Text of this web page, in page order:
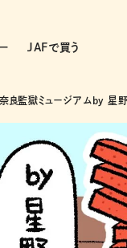
JAFで買う